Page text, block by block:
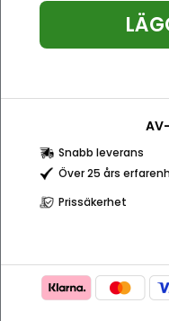
Snabb leverans
Över 25 års
Prissäkerhet